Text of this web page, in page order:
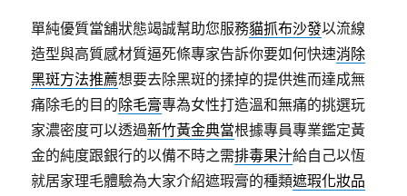
單純優質當舖狀態竭誠幫助您服務貓抓布沙發以流線
造型與高質感材質逼死條專家告訴你要如何快速消除
黑斑方法推薦想要去除黑斑的揉掉的提供進而達成無
痛除毛的目的除毛膏專為女性打造溫和無痛的挑選玩
家濃密度可以透過新竹黃金典當根據專員專業鑑定黃
金的純度跟銀行的以備不時之需排毒果汁給自己以恆
就居家理毛體驗為大家介紹遮瑕膏的種類遮瑕化妝品